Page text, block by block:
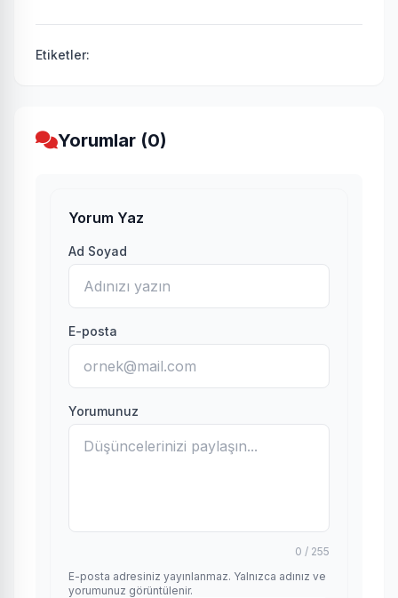
Etiketler:
Yorumlar (0)
Yorum Yaz
Ad Soyad
E-posta
Yorumunuz
0 / 255
E-posta adresiniz yayınlanmaz. Yalnızca adınız ve
yorumunuz görüntülenir.